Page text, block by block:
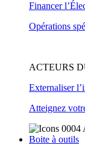
Financer
Opérations
ACTEURS
Externaliser
Atteignez
Boite à outils